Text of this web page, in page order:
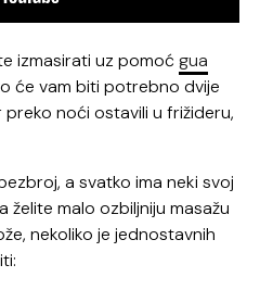
izmasirati uz pomoćgua
će vam biti potrebno dvije
noći ostavili u frižideru,
a svatko ima neki svoj
malo ozbiljniju masažu
nekoliko je jednostavnih